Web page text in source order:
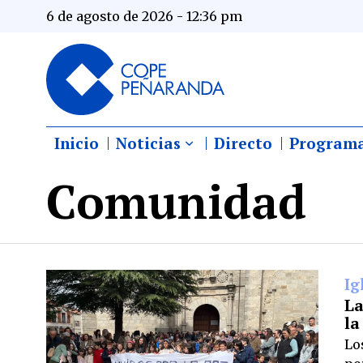
6 de agosto de 2026 - 12:36 pm
Inicio Noticias Directo
Comunidad